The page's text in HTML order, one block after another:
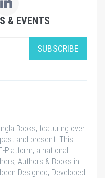
& EVENTS
SUBSCRIBE
Books, featuring over
and present. This
Platform, a national
Authors & Books in
Designed, Developed